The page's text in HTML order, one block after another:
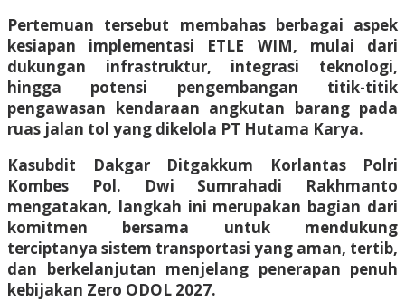
Pertemuan tersebut membahas berbagai aspek
kesiapan implementasi ETLE WIM, mulai dari
dukungan infrastruktur, integrasi teknologi,
hingga potensi pengembangan titik-titik
pengawasan kendaraan angkutan barang pada
ruas jalan tol yang dikelola PT Hutama Karya.
Kasubdit Dakgar Ditgakkum Korlantas Polri
Kombes Pol. Dwi Sumrahadi Rakhmanto
mengatakan, langkah ini merupakan bagian dari
komitmen bersama untuk mendukung
terciptanya sistem transportasi yang aman, tertib,
dan berkelanjutan menjelang penerapan penuh
kebijakan Zero ODOL 2027.